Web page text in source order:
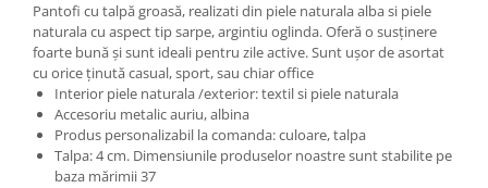
Pantofi cu talpă groasă, realizati din piele naturala alba si piele
naturala cu aspect tip sarpe, argintiu oglinda. Oferă o susținere
foarte bună și sunt ideali pentru zile active. Sunt ușor de asortat
cu orice ținută casual, sport, sau chiar office
Interior piele naturala /exterior: textil si piele naturala
Accesoriu metalic auriu, albina
Produs personalizabil la comanda: culoare, talpa
Talpa: 4 cm. Dimensiunile produselor noastre sunt stabilite pe
baza mărimii 37